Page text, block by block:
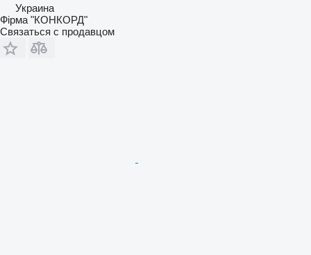
Украина
Фірма "КОНКОРД"
Связаться с продавцом